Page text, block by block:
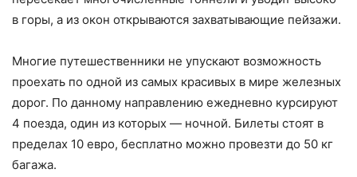
в горы, а из окон открываются захватывающие пейзажи.
Многие путешественники не упускают возможность
проехать по одной из самых красивых в мире железных
дорог. По данному направлению ежедневно курсируют
4 поезда, один из которых — ночной. Билеты стоят в
пределах 10 евро, бесплатно можно провезти до 50 кг
багажа.